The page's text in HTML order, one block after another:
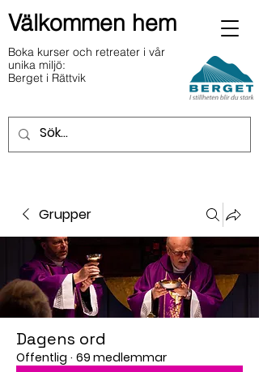
Välkommen hem
Boka kurser och retreater i vår
unika miljö:
Berget i Rättvik
Grupper
Dagens ord
Offentlig · 69 medlemmar